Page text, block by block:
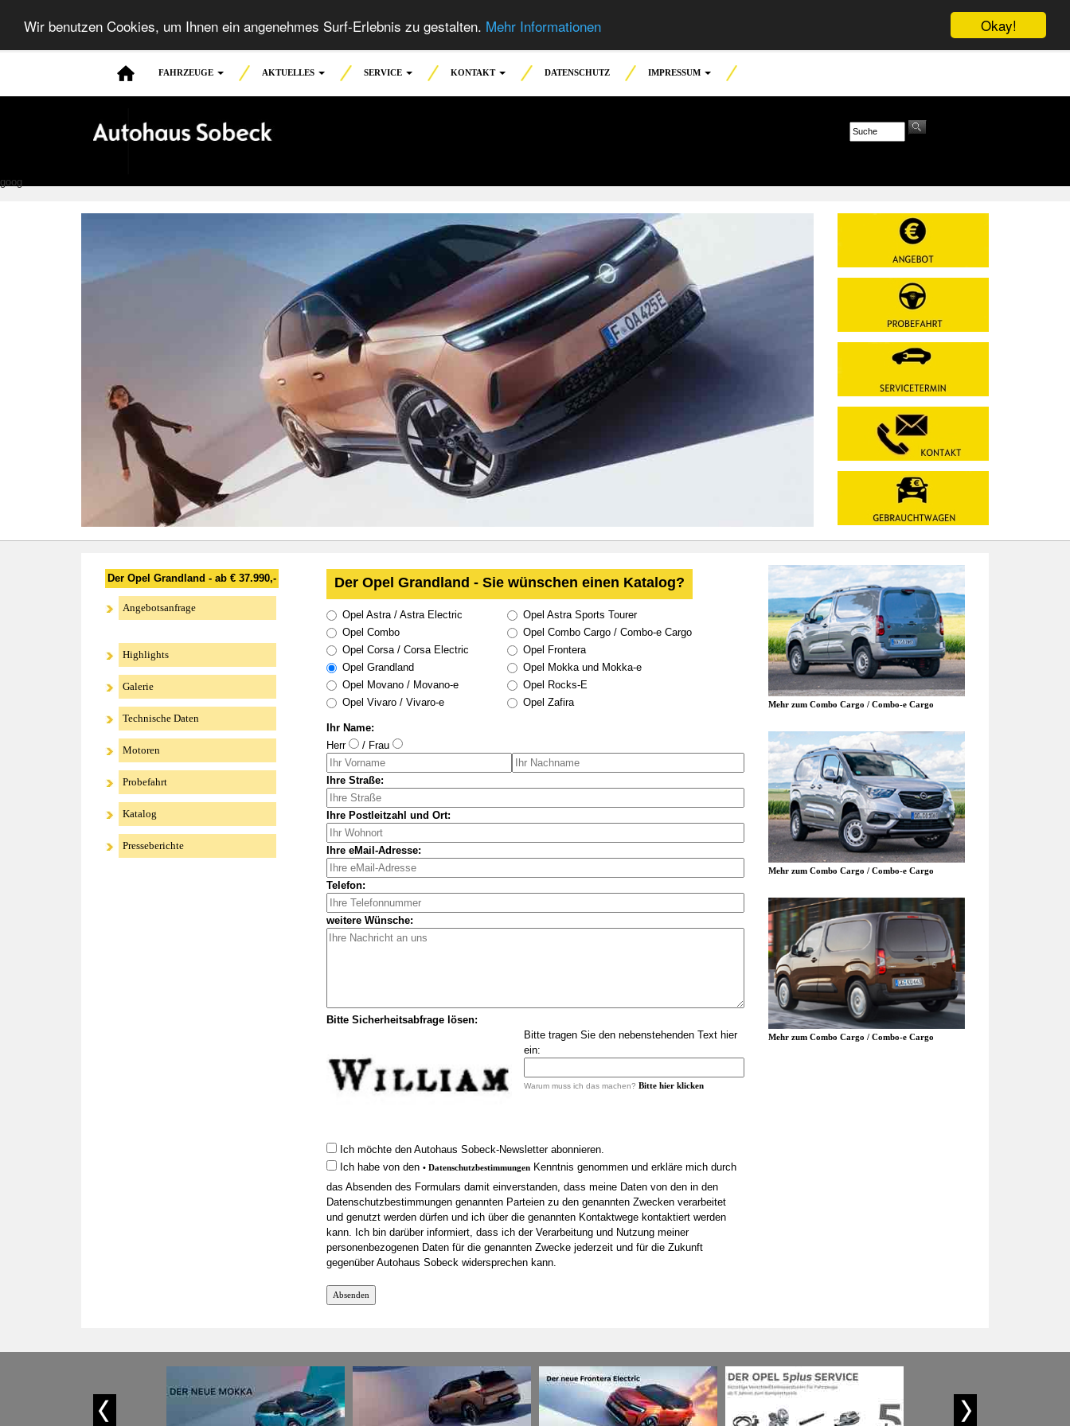
Okay!
Wir benutzen Cookies, um Ihnen ein angenehmes Surf-Erlebnis zu gestalten. Mehr Informationen
FAHRZEUGE AKTUELLES SERVICE KONTAKT DATENSCHUTZ IMPRESSUM
goog
Der Opel Grandland - ab € 37.990,-
Angebotsanfrage
Highlights
Galerie
Technische Daten
Motoren
Probefahrt
Katalog
Presseberichte
Der Opel Grandland - Sie wünschen einen Katalog?
Opel Astra / Astra Electric
Opel Astra Sports Tourer
Opel Combo
Opel Combo Cargo / Combo-e Cargo
Opel Corsa / Corsa Electric
Opel Frontera
Opel Grandland
Opel Mokka und Mokka-e
Opel Movano / Movano-e
Opel Rocks-E
Opel Vivaro / Vivaro-e
Opel Zafira
Ihr Name:
Herr
/ Frau
Ihre Straße:
Ihre Postleitzahl und Ort:
Ihre eMail-Adresse:
Telefon:
weitere Wünsche:
Bitte Sicherheitsabfrage lösen:
Bitte tragen Sie den nebenstehenden Text hier
ein:
Warum muss ich das machen? Bitte hier klicken
Ich möchte den Autohaus Sobeck-Newsletter abonnieren.
Ich habe von den • DatenschutzbestimmungenKenntnis genommen und erkläre mich durch
das Absenden des Formulars damit einverstanden, dass meine Daten von den in den
Datenschutzbestimmungen genannten Parteien zu den genannten Zwecken verarbeitet
und genutzt werden dürfen und ich über die genannten Kontaktwege kontaktiert werden
kann. Ich bin darüber informiert, dass ich der Verarbeitung und Nutzung meiner
personenbezogenen Daten für die genannten Zwecke jederzeit und für die Zukunft
gegenüber Autohaus Sobeck widersprechen kann.
Mehr zum Combo Cargo / Combo-e Cargo
Mehr zum Combo Cargo / Combo-e Cargo
Mehr zum Combo Cargo / Combo-e Cargo